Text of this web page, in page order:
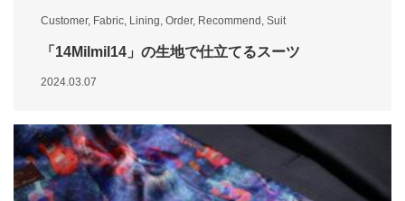
Customer, Fabric, Lining, Order, Recommend , Suit
「14Milmil14」の生地で仕立てるスーツ
2024.03.07